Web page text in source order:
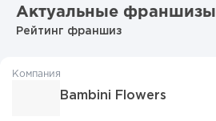
Актуальные франшизы
Рейтинг франшиз
Компания
Bambini Flowers